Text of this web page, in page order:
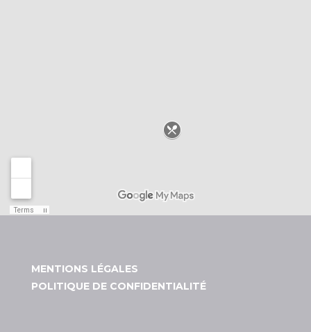
MENTIONS LÉGALES
POLITIQUE DE CONFIDENTIALITÉ